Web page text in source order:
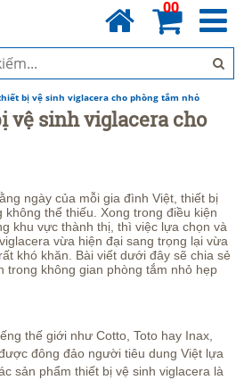
00
bị vệ sinh viglacera cho phòng tắm nhỏ
vệ sinh viglacera cho
ngày của mỗi gia đình Việt, thiết bị
thể thiếu. Xong trong điều kiện
khu vực thành thị, thì việc lựa chọn và
vừa hiện đại sang trọng lại vừa
khó khăn. Bài viết dưới đây sẽ chia sẻ
trong không gian phòng tắm nhỏ hẹp
thế giới như Cotto, Toto hay Inax,
đông đảo người tiêu dung Việt lựa
sản phẩm thiết bị vệ sinh viglacera là